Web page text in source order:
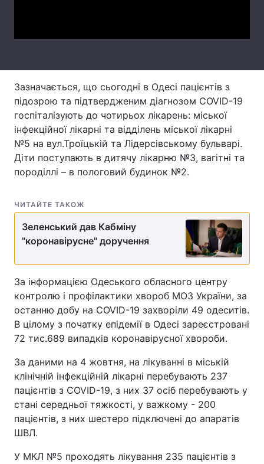
Тема оформлення
Зазначається, що сьогодні в Одесі пацієнтів з
підозрою та підтвердженим діагнозом COVID-19
госпіталізують до чотирьох лікарень: міської
інфекційної лікарні та відділень міської лікарні
№5 на вул.Троїцькій та Лідерсівському бульварі.
Діти поступають в дитячу лікарню №3, вагітні та
породіллі – в пологовий будинок №2.
ЧИТАЙТЕ ТАКОЖ
Зеленський дав Кабміну
"коронавірусне" доручення
За інформацією Одеського обласного центру
контролю і профілактики хвороб МОЗ України, за
останню добу на COVID-19 захворіли 49 одеситів.
В цілому з початку епідемії в Одесі зареєстровані
72 тис.689 випадків коронавірусної хвороби.
За даними на 4 жовтня, на лікуванні в міській
клінічній інфекційній лікарні перебувають 237
пацієнтів з COVID-19, з них 37 осіб перебувають у
стані середньої тяжкості, у важкому - 200
пацієнтів, з них шестеро підключені до апаратів
ШВЛ.
У МКЛ №5 проходять лікування 235 пацієнтів з